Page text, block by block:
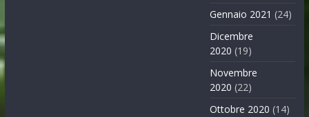
Gennaio 2021 (24)
Dicembre
2020 (19)
Novembre
2020 (22)
Ottobre 2020 (14)